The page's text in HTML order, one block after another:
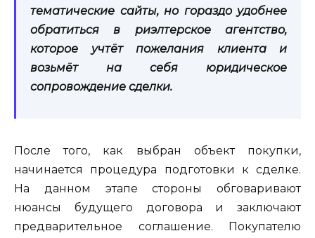
тематические сайты, но гораздо удобнее
обратиться в риэлтерское агентство,
которое учтёт пожелания клиента и
возьмёт на себя юридическое
сопровождение сделки.
После того, как выбран объект покупки,
начинается процедура подготовки к сделке.
На данном этапе стороны обговаривают
нюансы будущего договора и заключают
предварительное соглашение. Покупателю